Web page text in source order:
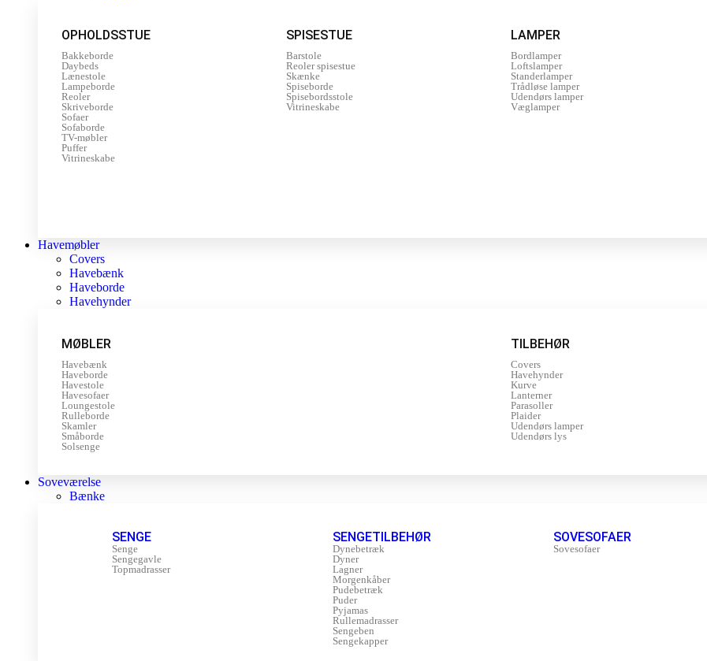
OPHOLDSSTUE
Bakkeborde
Daybeds
Lænestole
Lampeborde
Reoler
Skriveborde
Sofaer
Sofaborde
TV-møbler
Puffer
Vitrineskabe
SPISESTUE
Barstole
Reoler spisestue
Skænke
Spiseborde
Spisebordsstole
Vitrineskabe
LAMPER
Bordlamper
Loftslamper
Standerlamper
Trådløse lamper
Udendørs lamper
Væglamper
Havemøbler
Covers
Havebænk
Haveborde
Havehynder
MØBLER
Havebænk
Haveborde
Havestole
Havesofaer
Loungestole
Rulleborde
Skamler
Småborde
Solsenge
TILBEHØR
Covers
Havehynder
Kurve
Lanterner
Parasoller
Plaider
Udendørs lamper
Udendørs lys
Soveværelse
Bænke
SENGE
Senge
Sengegavle
Topmadrasser
SENGETILBEHØR
Dynebetræk
Dyner
Lagner
Morgenkåber
Pudebetræk
Puder
Pyjamas
Rullemadrasser
Sengeben
Sengekapper
SOVESOFAER
Sovesofaer